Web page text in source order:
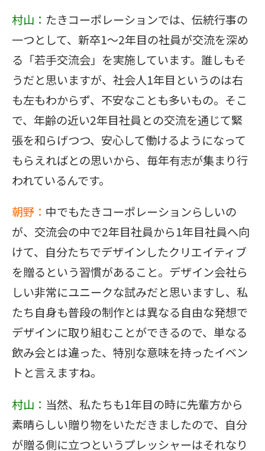
村山： たきコーポレーションでは、伝統行事の
一つとして、新卒1〜2年目の社員が交流を深め
る「若手交流会」を実施しています。誰しもそ
うだと思いますが、社会人1年目というのは右
も左もわからず、不安なことも多いもの。そこ
で、年齢の近い2年目社員との交流を通じて緊
張を和らげつつ、安心して働けるようになって
もらえればとの思いから、毎年有志が集まり行
われているんです。
朝野： 中でもたきコーポレーションらしいの
が、交流会の中で2年目社員から1年目社員へ向
けて、自分たちでデザインしたクリエイティブ
を贈るという習慣があること。デザイン会社ら
しい非常にユニークな試みだと思いますし、私
たち自身も普段の制作とは異なる自由な発想で
デザインに取り組むことができるので、単なる
飲み会とは違った、特別な意味を持ったイベン
トと言えますね。
村山： 当然、私たちも1年目の時に先輩方から
素晴らしい贈り物をいただきましたので、自分
が贈る側に立つというプレッシャーはそれなり